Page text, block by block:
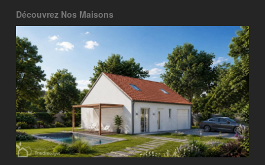
Découvrez Nos Maisons